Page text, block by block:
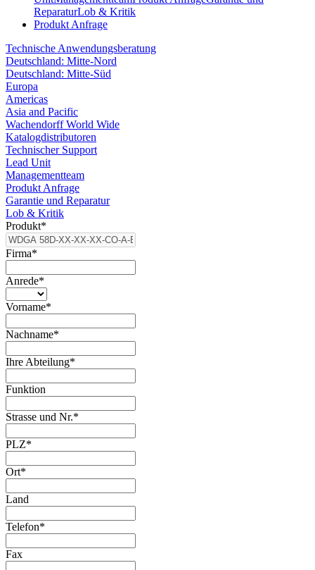
ReparaturLob & Kritik
Produkt Anfrage
Technische Anwendungsberatung
Deutschland: Mitte-Nord
Deutschland: Mitte-Süd
Europa
Americas
Asia and Pacific
Wachendorff World Wide
Katalogdistributoren
Technischer Support
Lead Unit
Managementteam
Produkt Anfrage
Garantie und Reparatur
Lob & Kritik
Produkt*
Firma*
Anrede*
Vorname*
Nachname*
Ihre Abteilung*
Funktion
Strasse und Nr.*
PLZ*
Ort*
Land
Telefon*
Fax